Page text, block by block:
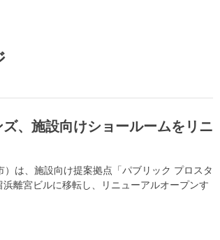
、施設向けショールームをリニ
は、施設向け提案拠点「パブリック プロスタ
離宮ビルに移転し、リニューアルオープンす